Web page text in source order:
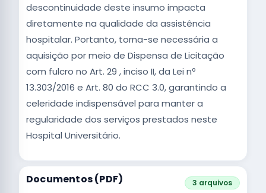
descontinuidade deste insumo impacta
diretamente na qualidade da assistência
hospitalar. Portanto, torna-se necessária a
aquisição por meio de Dispensa de Licitação
com fulcro no Art. 29 , inciso II, da Lei nº
13.303/2016 e Art. 80 do RCC 3.0, garantindo a
celeridade indispensável para manter a
regularidade dos serviços prestados neste
Hospital Universitário.
Documentos (PDF) 3 arquivos